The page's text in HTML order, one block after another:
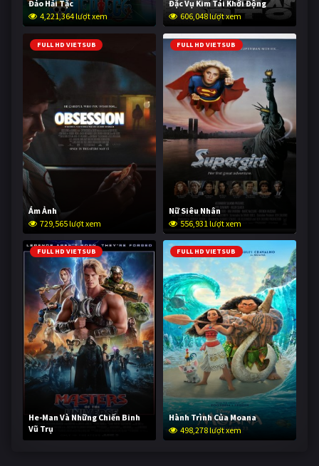
Đảo Hải Tặc
4,221,364 lượt xem
Đặc Vụ Kim Tái Khởi Động
606,048 lượt xem
FULL HD VIETSUB
Ám Ảnh
729,565 lượt xem
FULL HD VIETSUB
Nữ Siêu Nhân
556,931 lượt xem
FULL HD VIETSUB
He-Man Và Những Chiến Binh
Vũ Trụ
247,713 lượt xem
FULL HD VIETSUB
Hành Trình Của Moana
498,278 lượt xem